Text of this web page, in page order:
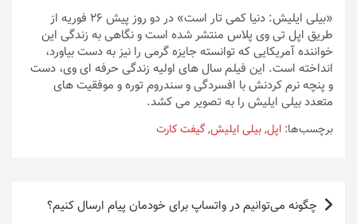
«بیلی ایلیش: دنیا کمی تار است» در دو روز پیش ۲۶ فوریه از
طریق اپل تی وی پلاس منتشر شده است و نگاهی به زندگی این
خواننده آمریکایی که توانسته جایزه گرمی را نیز به دست بیاورد،
انداخته است. این فیلم سال های اولیه زندگی حرفه ای وی، دست
و پنچه نرم کردنش با افسردگی و سندروم توره و موفقیت های
متعدد بیلی ایلیش را به تصویر می کشد.
برچسب‌ها: اپل,بیلی ایلیش,گیفت کارت
راهبریچگونه می‌توانیم در واتساپ برای خودمان پیام ارسال کنیم؟